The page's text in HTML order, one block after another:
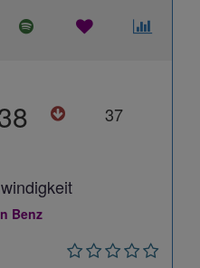
37
Benz